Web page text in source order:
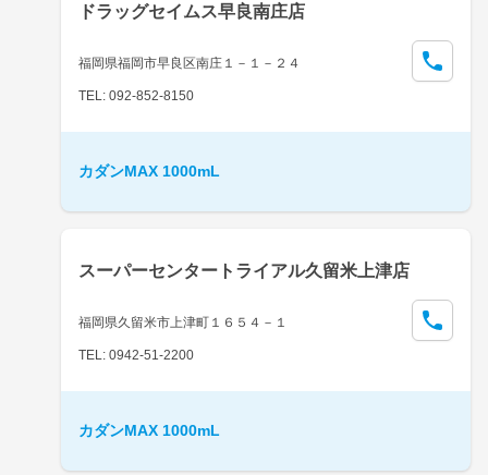
ドラッグセイムス早良南庄店
福岡県福岡市早良区南庄１－１－２４
TEL: 092-852-8150
カダンMAX 1000mL
スーパーセンタートライアル久留米上津店
福岡県久留米市上津町１６５４－１
TEL: 0942-51-2200
カダンMAX 1000mL